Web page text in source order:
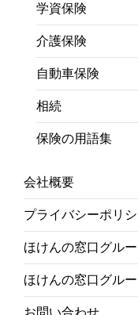
学資保険
介護保険
自動車保険
相続
保険の用語集
会社概要
プライバシーポリ
ほけんの窓口グル
ほけんの窓口グル
お問い合わせ